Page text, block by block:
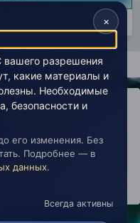
эту страницу.
Вселенная Живой
конфиденциальности
cookies
Эзотерика
×
вашего разрешения
какие материалы и
Необходимые
безопасности и
его изменения. Без
Подробнее — в
данных.
Всегда активны